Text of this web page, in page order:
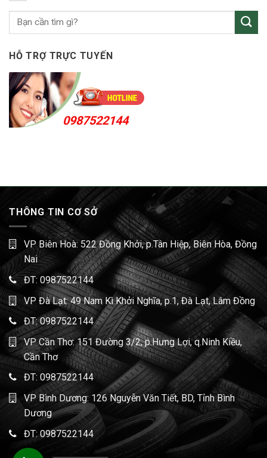
Sóng
HỖ TRỢ TRỰC TUYẾN
0987522144
THÔNG TIN CƠ SỞ
VP Biên Hoà: 522 Đồng Khởi, p.Tân Hiệp, Biên Hòa, Đồng
Nai
ĐT: 0987522144
VP Đà Lạt: 49 Nam Kì Khởi Nghĩa, p.1, Đà Lạt, Lâm Đồng
ĐT:0987522144
VP Cần Thơ: 151 Đường 3/2, p.Hưng Lợi, q.Ninh Kiều,
Cần Thơ
ĐT: 0987522144
VP Bình Dương: 126 Nguyễn Văn Tiết, BD, Tỉnh Bình
Dương
ĐT: 0987522144